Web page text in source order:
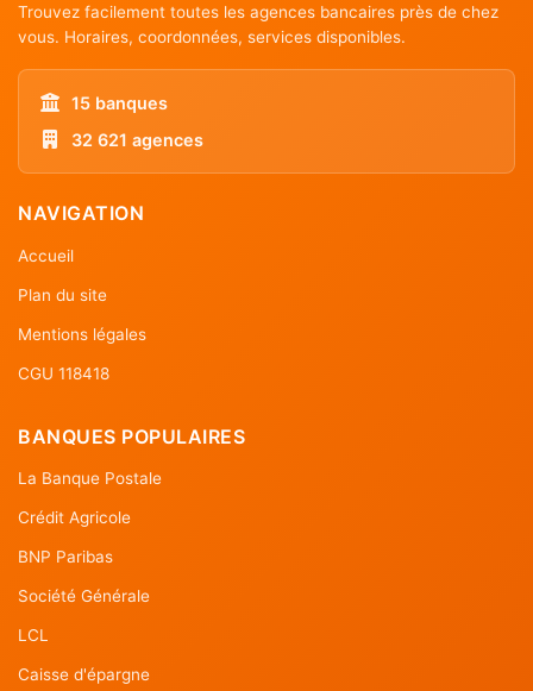
Trouvez facilement toutes les agences bancaires près de chez
vous. Horaires, coordonnées, services disponibles.
15 banques
32 621 agences
NAVIGATION
Accueil
Plan du site
Mentions légales
CGU 118418
BANQUES POPULAIRES
La Banque Postale
Crédit Agricole
BNP Paribas
Société Générale
LCL
Caisse d'épargne